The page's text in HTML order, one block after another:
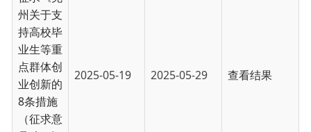
非法金融
放贷涉黑
涉恶违法
犯罪线索
关于公开
征求
《G3013
线乌恰至